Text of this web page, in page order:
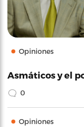
Opiniones
Asmáticos y el
0
Opiniones